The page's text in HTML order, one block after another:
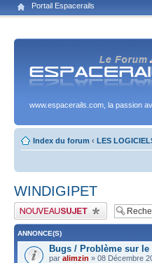
Portail Espacerails
www.espacerails.com, la passion
Index du forum ‹ LES
WINDIGIPET
Publier un nouveau sujet
ANNONCE(S)
Bugs / Problème sur le
par alimzin » 08 Décembre